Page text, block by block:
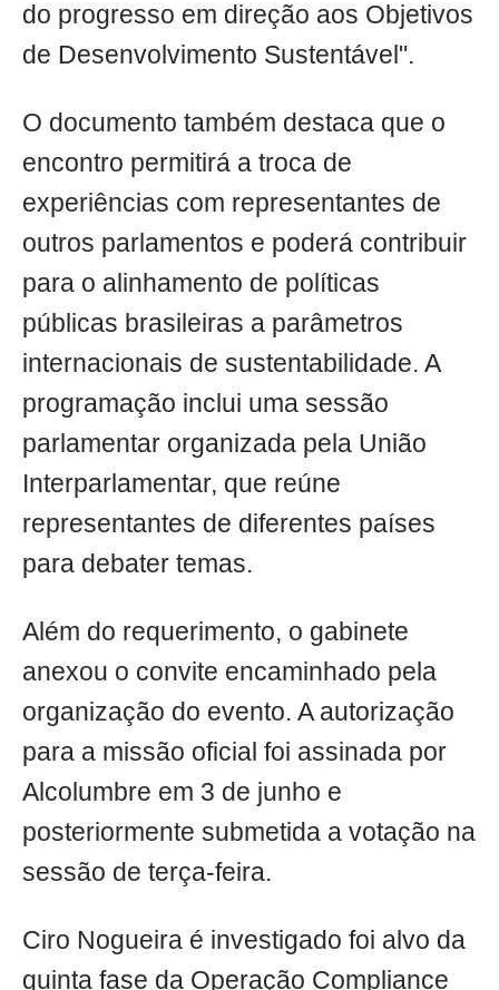
do progresso em direção aos Objetivos
de Desenvolvimento Sustentável".
O documento também destaca que o
encontro permitirá a troca de
experiências com representantes de
outros parlamentos e poderá contribuir
para o alinhamento de políticas
públicas brasileiras a parâmetros
internacionais de sustentabilidade. A
programação inclui uma sessão
parlamentar organizada pela União
Interparlamentar, que reúne
representantes de diferentes países
para debater temas.
Além do requerimento, o gabinete
anexou o convite encaminhado pela
organização do evento. A autorização
para a missão oficial foi assinada por
Alcolumbre em 3 de junho e
posteriormente submetida a votação na
sessão de terça-feira.
Ciro Nogueira é investigado foi alvo da
quinta fase da Operação Compliance